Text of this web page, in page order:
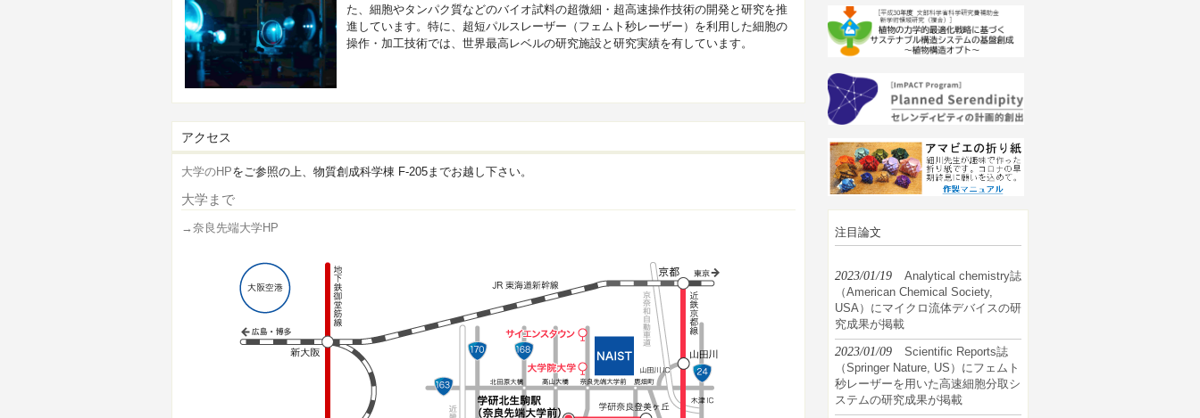
た、細胞やタンパク質などのバイオ試料の超微細・超高速操作技術の開発と研究を推
進しています。特に、超短パルスレーザー（フェムト秒レーザー）を利用した細胞の
操作・加工技術では、世界最高レベルの研究施設と研究実績を有しています。
アクセス
大学のHPをご参照の上、物質創成科学棟 F-205までお越し下さい。
大学まで
→奈良先端大学HP 注目論文
2023/01/19
Analytical chemistry誌
（American Chemical Society,
USA）にマイクロ流体デバイスの研
究成果が掲載
2023/01/09
Scientific Reports誌
（Springer Nature, US）にフェムト
秒レーザーを用いた高速細胞分取シ
ステムの研究成果が掲載